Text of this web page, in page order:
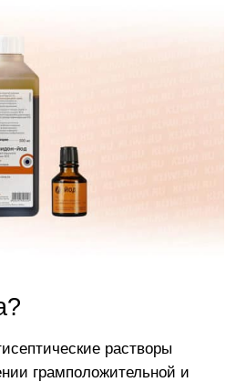
растворы
грамположительной и